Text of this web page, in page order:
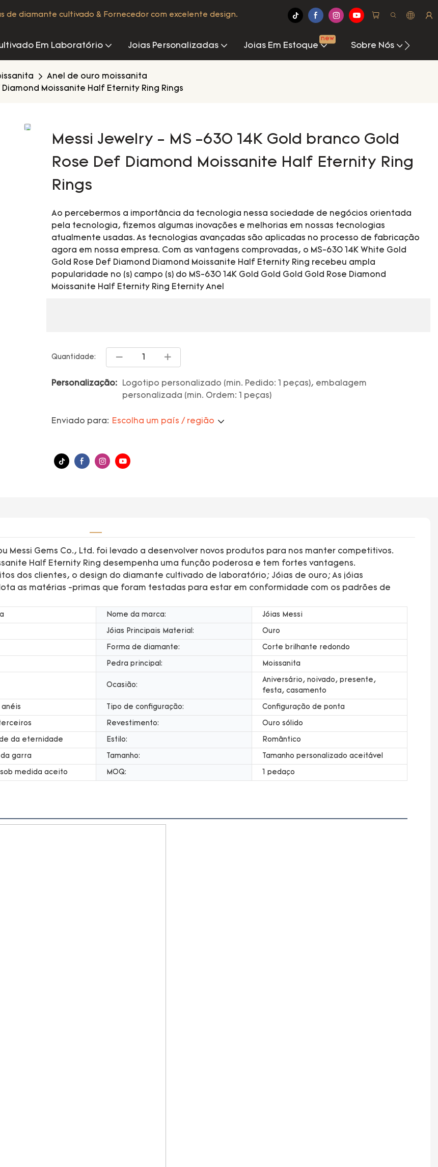
de diamante cultivado & Fornecedor com excelente design.
Em Laboratório Joias Personalizadas Joias Em Estoque
new
Sobre Nós
Anel de ouro moissanita
Moissanite Half Eternity Ring Rings
Messi Jewelry - MS -630 14K Gold branco Gold
Rose Def Diamond Moissanite Half Eternity Ring
Rings
Ao percebermos a importância da tecnologia nessa sociedade de negócios orientada
pela tecnologia, fizemos algumas inovações e melhorias em nossas tecnologias
atualmente usadas. As tecnologias avançadas são aplicadas no processo de fabricação
agora em nossa empresa. Com as vantagens comprovadas, o MS-630 14K White Gold
Gold Rose Def Diamond Diamond Moissanite Half Eternity Ring recebeu ampla
popularidade no (s) campo (s) do MS-630 14K Gold Gold Gold Gold Rose Diamond
Moissanite Half Eternity Ring Eternity Anel
Quantidade:
Personalização:
Logotipo personalizado (min. Pedido: 1 peças), embalagem
personalizada (min. Ordem: 1 peças)
Enviado para: Escolha um país / região
Messi Gems Co., Ltd. foi levado a desenvolver novos produtos para nos manter competitivos.
Half Eternity Ring desempenha uma função poderosa e tem fortes vantagens.
dos clientes, o design do diamante cultivado de laboratório; Jóias de ouro; As jóias
as matérias -primas que foram testadas para estar em conformidade com os padrões de
Nome da marca: Jóias Messi
Jóias Principais Material: Ouro
Forma de diamante: Corte brilhante redondo
Pedra principal: Moissanita
Ocasião:
Aniversário, noivado, presente,
festa, casamento
anéis Tipo de configuração: Configuração de ponta
Revestimento: Ouro sólido
da eternidade Estilo: Romântico
garra Tamanho: Tamanho personalizado aceitável
medida aceito MOQ: 1 pedaço